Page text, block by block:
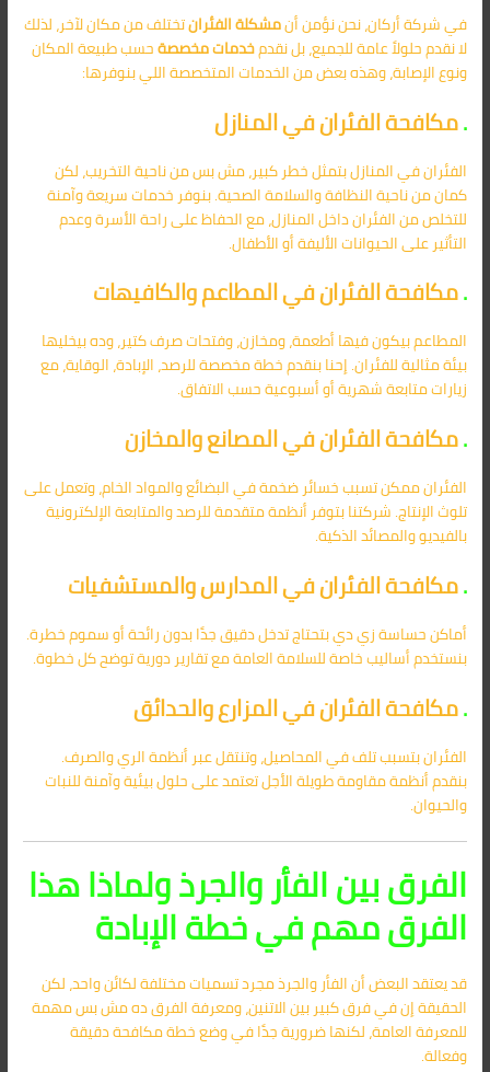
في شركة أركان، نحن نؤمن أنمشكلة الفئرانتختلف من مكان لآخر، لذلك
لا نقدم حلولاً عامة للجميع، بل نقدمخدمات مخصصةحسب طبيعة المكان
ونوع الإصابة، وهذه بعض من الخدمات المتخصصة اللي بنوفرها:
.مكافحة الفئران في المنازل
الفئران في المنازل بتمثل خطر كبير، مش بس من ناحية التخريب، لكن
كمان من ناحية النظافة والسلامة الصحية. بنوفر خدمات سريعة وآمنة
للتخلص من الفئران داخل المنازل، مع الحفاظ على راحة الأسرة وعدم
التأثير على الحيوانات الأليفة أو الأطفال.
.مكافحة الفئران في المطاعم والكافيهات
المطاعم بيكون فيها أطعمة، ومخازن، وفتحات صرف كتير، وده بيخليها
بيئة مثالية للفئران. إحنا بنقدم خطة مخصصة للرصد، الإبادة، الوقاية، مع
زيارات متابعة شهرية أو أسبوعية حسب الاتفاق.
.مكافحة الفئران في المصانع والمخازن
الفئران ممكن تسبب خسائر ضخمة في البضائع والمواد الخام، وتعمل على
تلوث الإنتاج. شركتنا بتوفر أنظمة متقدمة للرصد والمتابعة الإلكترونية
بالفيديو والمصائد الذكية.
.مكافحة الفئران في المدارس والمستشفيات
أماكن حساسة زي دي بتحتاج تدخل دقيق جدًا بدون رائحة أو سموم خطرة.
بنستخدم أساليب خاصة للسلامة العامة مع تقارير دورية توضح كل خطوة.
.مكافحة الفئران في المزارع والحدائق
الفئران بتسبب تلف في المحاصيل، وتنتقل عبر أنظمة الري والصرف.
بنقدم أنظمة مقاومة طويلة الأجل تعتمد على حلول بيئية وآمنة للنبات
والحيوان.
الفرق بين الفأر والجرذ ولماذا هذا
الفرق مهم في خطة الإبادة
قد يعتقد البعض أن الفأر والجرذ مجرد تسميات مختلفة لكائن واحد، لكن
الحقيقة إن في فرق كبير بين الاتنين، ومعرفة الفرق ده مش بس مهمة
للمعرفة العامة، لكنها ضرورية جدًا في وضع خطة مكافحة دقيقة
وفعالة.